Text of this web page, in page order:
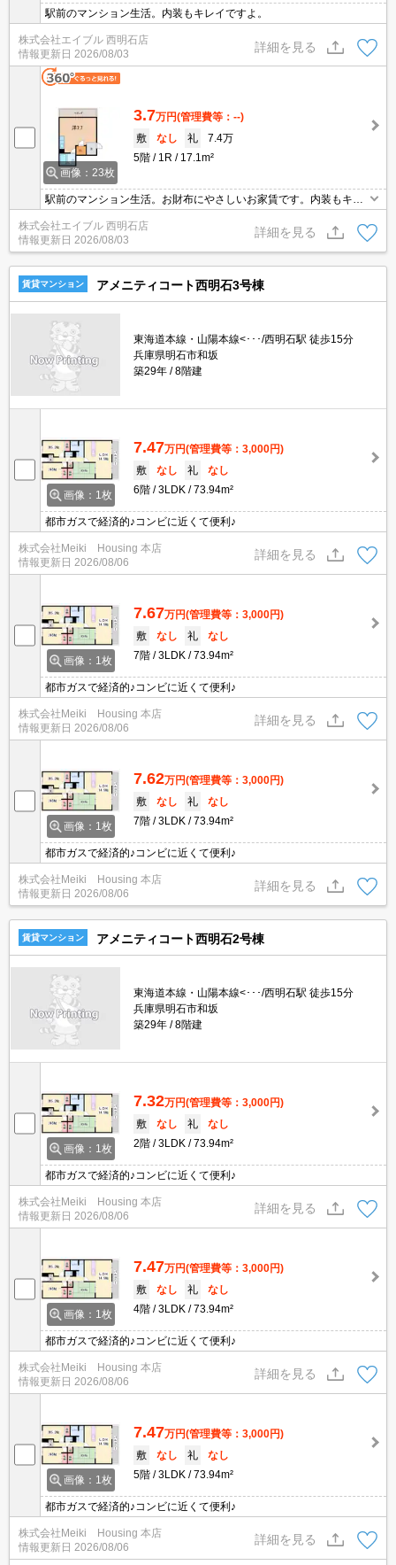
駅前のマンション生活。内装もキレイですよ。
株式会社エイブル 西明石店
情報更新日 2026/08/03
詳細を見る
画像：23枚
3.7万円(管理費等：--)
敷
なし 礼
7.4万
5階
1R 17.1m²
駅前のマンション生活。お財布にやさしいお家賃です。内装もキレ
イですよ。
株式会社エイブル 西明石店
情報更新日 2026/08/03
詳細を見る
賃貸マンション アメニティコート西明石3号棟
東海道本線・山陽本線<･･･/西明石駅 徒歩15分
兵庫県明石市和坂
築29年
8階建
画像：1枚
7.47万円(管理費等：3,000円)
敷
なし 礼
なし
6階
3LDK 73.94m²
都市ガスで経済的♪コンビに近くて便利♪
株式会社Meiki Housing 本店
情報更新日 2026/08/06
詳細を見る
画像：1枚
7.67万円(管理費等：3,000円)
敷
なし 礼
なし
7階
3LDK 73.94m²
都市ガスで経済的♪コンビに近くて便利♪
株式会社Meiki Housing 本店
情報更新日 2026/08/06
詳細を見る
画像：1枚
7.62万円(管理費等：3,000円)
敷
なし 礼
なし
7階
3LDK 73.94m²
都市ガスで経済的♪コンビに近くて便利♪
株式会社Meiki Housing 本店
情報更新日 2026/08/06
詳細を見る
賃貸マンション アメニティコート西明石2号棟
東海道本線・山陽本線<･･･/西明石駅 徒歩15分
兵庫県明石市和坂
築29年
8階建
画像：1枚
7.32万円(管理費等：3,000円)
敷
なし 礼
なし
2階
3LDK 73.94m²
都市ガスで経済的♪コンビに近くて便利♪
株式会社Meiki Housing 本店
情報更新日 2026/08/06
詳細を見る
画像：1枚
7.47万円(管理費等：3,000円)
敷
なし 礼
なし
4階
3LDK 73.94m²
都市ガスで経済的♪コンビに近くて便利♪
株式会社Meiki Housing 本店
情報更新日 2026/08/06
詳細を見る
画像：1枚
7.47万円(管理費等：3,000円)
敷
なし 礼
なし
5階
3LDK 73.94m²
都市ガスで経済的♪コンビに近くて便利♪
株式会社Meiki Housing 本店
情報更新日 2026/08/06
詳細を見る